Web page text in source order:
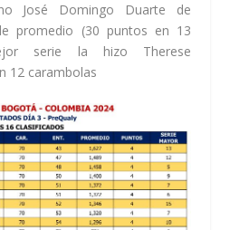
José Domingo Duarte de
promedio (30 puntos en 13
serie la hizo Therese
12 carambolas